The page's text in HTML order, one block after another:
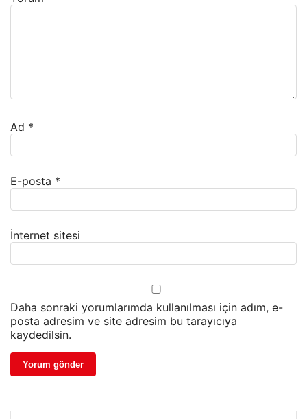
Ad *
E-posta *
İnternet sitesi
Daha sonraki yorumlarımda kullanılması için adım, e-
posta adresim ve site adresim bu tarayıcıya
kaydedilsin.